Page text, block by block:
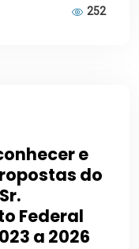
252
e
do
Federal
a 2026